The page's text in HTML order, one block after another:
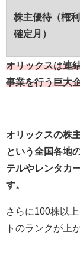
株主優待（権利
確定月）
オリックスは連
事業を行う巨大
オリックスの株
という全国各地
テルやレンタカ
す。
さらに100株以上
トのランクが上